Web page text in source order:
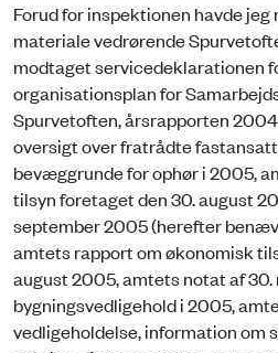
Forud for inspektionen havde
materiale vedrørende
modtaget servicedeklarationen
organisationsplan for
Spurvetoften, årsrapporten
oversigt over fratrådte
bevæggrunde for ophør i 2005,
tilsyn foretaget den 30. august
september 2005 (herefter
amtets rapport om økonomisk
august 2005, amtets notat af
bygningsvedligehold i 2005,
vedligeholdelse, information om